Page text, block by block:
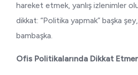
hareket etmek, yanlış izlenimler
dikkat: “Politika yapmak” başka
bambaşka.
Ofis Politikalarında Dikkat